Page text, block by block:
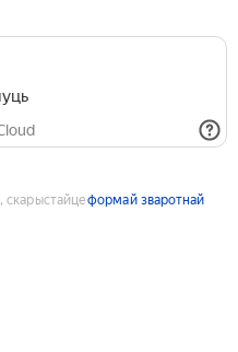
скарыстайцеформай зваротнай